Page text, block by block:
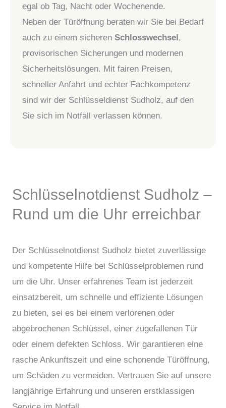
egal ob Tag, Nacht oder Wochenende.
Neben der Türöffnung beraten wir Sie bei Bedarf
auch zu einem sicheren Schlosswechsel,
provisorischen Sicherungen und modernen
Sicherheitslösungen. Mit fairen Preisen,
schneller Anfahrt und echter Fachkompetenz
sind wir der Schlüsseldienst Sudholz, auf den
Sie sich im Notfall verlassen können.
Schlüsselnotdienst Sudholz –
Rund um die Uhr erreichbar
Der Schlüsselnotdienst Sudholz bietet zuverlässige
und kompetente Hilfe bei Schlüsselproblemen rund
um die Uhr. Unser erfahrenes Team ist jederzeit
einsatzbereit, um schnelle und effiziente Lösungen
zu bieten, sei es bei einem verlorenen oder
abgebrochenen Schlüssel, einer zugefallenen Tür
oder einem defekten Schloss. Wir garantieren eine
rasche Ankunftszeit und eine schonende Türöffnung,
um Schäden zu vermeiden. Vertrauen Sie auf unsere
langjährige Erfahrung und unseren erstklassigen